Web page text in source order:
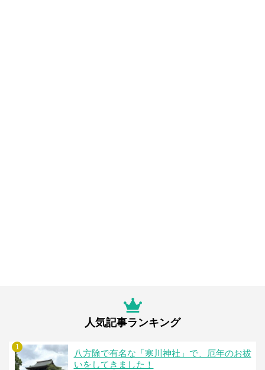
人気記事ランキング
1
八方除で有名な「寒川神社」で、厄年のお祓
いをしてきました！